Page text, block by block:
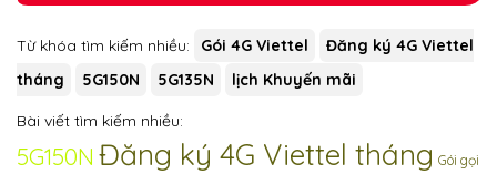
Từ khóa tìm kiếm nhiều: Gói 4G Viettel
Đăng ký 4G Viettel
tháng
5G150N 5G135N lịch Khuyến mãi
Bài viết tìm kiếm nhiều:
5G150N Đăng ký 4G Viettel tháng Gói gọi